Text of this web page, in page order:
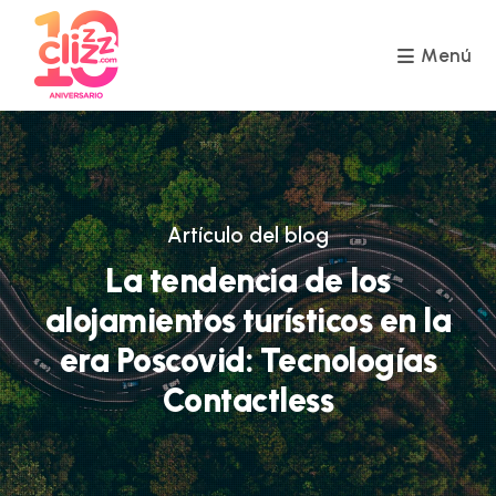
contenido
Menú
Artículo del blog
La tendencia de los
alojamientos turísticos en la
era Poscovid: Tecnologías
Contactless